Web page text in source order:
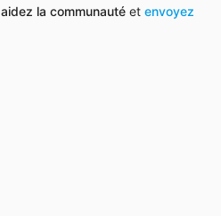
aidez la communauté et envoyez